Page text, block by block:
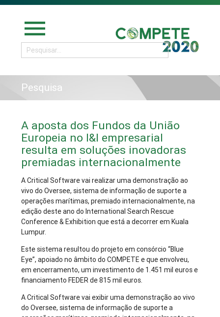
menu
Pesquisa
A aposta dos Fundos da União
Europeia no I&I empresarial
resulta em soluções inovadoras
premiadas internacionalmente
A Critical Software vai realizar uma demonstração ao
vivo do Oversee, sistema de informação de suporte a
operações marítimas, premiado internacionalmente, na
edição deste ano do International Search Rescue
Conference & Exhibition que está a decorrer em Kuala
Lumpur.
Este sistema resultou do projeto em consórcio “Blue
Eye”, apoiado no âmbito do COMPETE e que envolveu,
em encerramento, um investimento de 1.451 mil euros e
financiamento FEDER de 815 mil euros.
A Critical Software vai exibir uma demonstração ao vivo
do Oversee, sistema de informação de suporte a